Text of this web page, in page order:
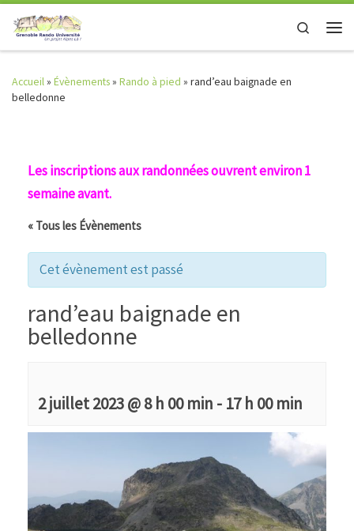
Skip to content
Search
Accueil» Évènements» Rando à pied » rand’eau baignade en
belledonne
Les inscriptions aux randonnées ouvrent environ 1
semaine avant.
« Tous les Évènements
Cet évènement est passé
rand’eau baignade en
belledonne
2 juillet 2023 @ 8 h 00 min - 17 h 00 min